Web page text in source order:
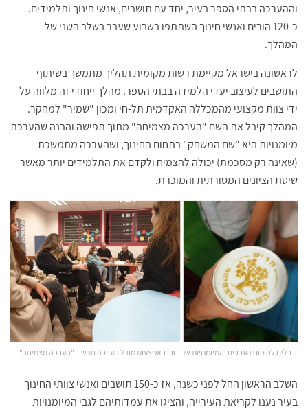
וההערכה בבתי הספר בעיר, יחד עם תושבים, אנשי חינוך ותלמידים.
כ-120 הורים ואנשי חינוך השתתפו בשבוע שעבר בשלב השני של
המהלך.
לראשונה בישראל מקיימת רשות מקומית תהליך מתמשך בשיתוף
התושבים לעיצוב יעדי הלמידה בבתי הספר. מהלך ייחודי זה מלווה על
ידי צוות מקצועי מהמכללה האקדמית תל-חי ומכון "שמיר" למחקר.
המהלך קיבל את השם "הערכה מצמיחה" מתוך תפישה והבנה שהערכת
מיומנויות היא "שם המשחק" בתחום החינוך, ושהערכה מתמשכת
(שאינה רק מסכמת) יכולה להצמיח ולקדם את התלמידים יותר מאשר
שיטת הציונים המסורתית והמוכרת.
כלים לטיפוח הערכים והמיומנויות שנבחרו באמצעות מודל הערכה חדש – "הערכה מצמיחה".
השלב הראשון החל לפני כשנה, אז כ-150 תושבים ואנשי צוותי החינוך
בעיר נענו לקריאת העירייה, והציגו את עמדותיהם לגבי המיומנויות